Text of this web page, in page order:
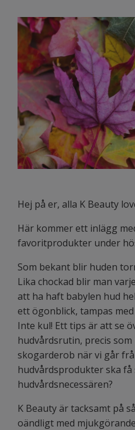
Hej på er, alla K Beauty
Här kommer ett inlägg
favoritprodukter under
Som bekant blir huden
Lika chockad blir man
att ha haft babylen hud
ett ögonblick, tampas
Inte kul! Ett tips är att se
hudvårdsrutin, precis
skogarderob när vi går
hudvårdsprodukter ska få
hudvårdsnecessären?
K Beauty är tacksamt på
oändligt med